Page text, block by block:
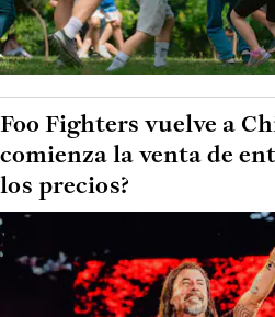
Foo Fighters vuelve a
comienza la venta de
los precios?